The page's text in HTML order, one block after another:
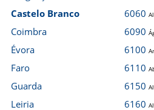
Castelo Branco
Coimbra
Évora
Faro
Guarda
Leiria
6060
6090
6100
6110
6150
6160